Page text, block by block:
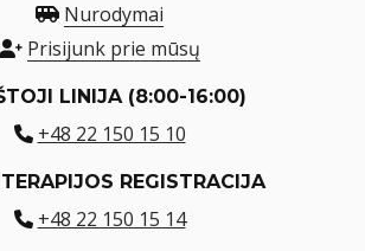
Nurodymai
Prisijunk prie mūsų
LINIJA (8:00-16:00)
+48 22 150 15 10
REGISTRACIJA
+48 22 150 15 14